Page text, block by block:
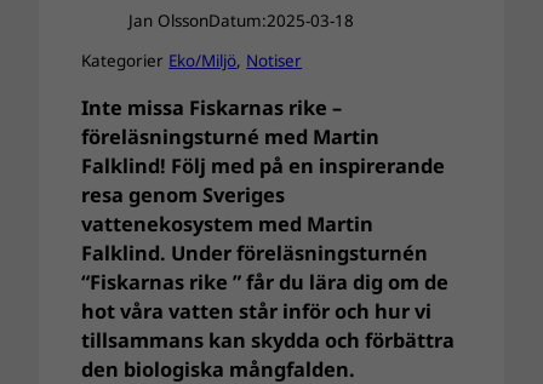
Jan OlssonDatum:2025-03-18
Kategorier Eko/Miljö, Notiser
Inte missa Fiskarnas rike –
föreläsningsturné med Martin
Falklind! Följ med på en inspirerande
resa genom Sveriges
vattenekosystem med Martin
Falklind. Under föreläsningsturnén
“Fiskarnas rike ” får du lära dig om de
hot våra vatten står inför och hur vi
tillsammans kan skydda och förbättra
den biologiska mångfalden.